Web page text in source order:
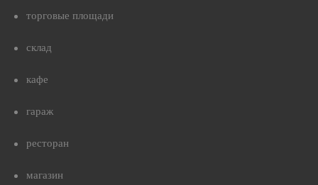
торговые площади
склад
кафе
гараж
ресторан
магазин